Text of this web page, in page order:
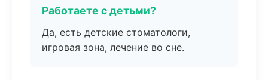
Работаете с детьми?
Да, есть детские стоматологи,
игровая зона, лечение во сне.